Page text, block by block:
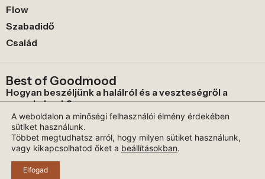
Flow
Szabadidő
Család
Best of Goodmood
Hogyan beszéljünk a halálról és a veszteségről a
gyerekeknek?
Historical fiction: miért nem tudjuk levenni a
szemünket a kosztümös sorozatokról?
Fogszabályozás helyett
A weboldalon a minőségi felhasználói élmény érdekében
sütiket használunk.
Többet megtudhatsz arról, hogy milyen sütiket használunk,
vagy kikapcsolhatod őket a beállításokban.
Elfogad